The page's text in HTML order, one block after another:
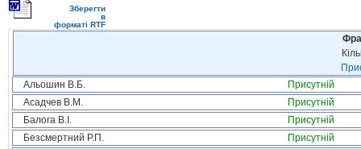
Зберегти
в
форматі RTF
Альошин В.Б.
Присутній
Асадчев В.М.
Присутній
Балога В.І.
Присутній
Безсмертний Р.П.
Присутній